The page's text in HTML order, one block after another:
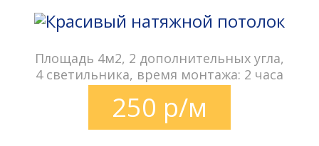
Площадь 4м2, 2 дополнительных угла,
4 светильника, время монтажа: 2 часа
250 р/м